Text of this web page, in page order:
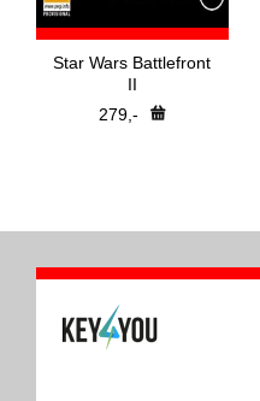
Star Wars Battlefront
II
279,-